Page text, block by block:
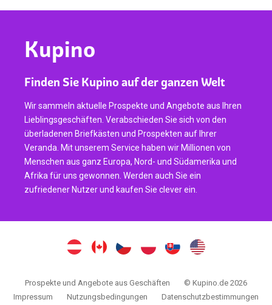
Kupino
Finden Sie Kupino auf der ganzen Welt
Wir sammeln aktuelle Prospekte und Angebote aus Ihren
Lieblingsgeschäften. Verabschieden Sie sich von den
überladenen Briefkästen und Prospekten auf Ihrer
Veranda. Mit unserem Service haben wir Millionen von
Menschen aus ganz Europa, Nord- und Südamerika und
Afrika für uns gewonnen. Werden auch Sie ein
zufriedener Nutzer und kaufen Sie clever ein.
Prospekte und Angebote aus Geschäften
© Kupino.de 2026
Impressum
Nutzungsbedingungen Datenschutzbestimmungen